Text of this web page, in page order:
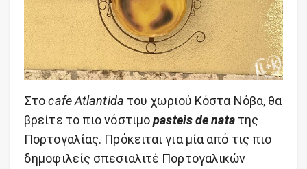
Στοcafe Atlantida του χωριού Κόστα Νόβα, θα
βρείτε το πιο νόστιμοpasteis de nataτης
Πορτογαλίας. Πρόκειται για μία από τις πιο
δημοφιλείς σπεσιαλιτέ Πορτογαλικών